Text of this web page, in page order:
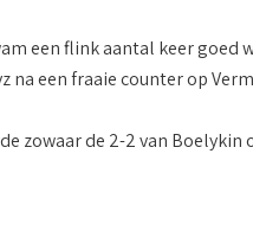
een flink aantal keer
na een fraaie counter op
zowaar de 2-2 van